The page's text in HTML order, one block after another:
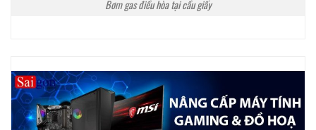
Bơm gas điều hòa tại cầu giấy